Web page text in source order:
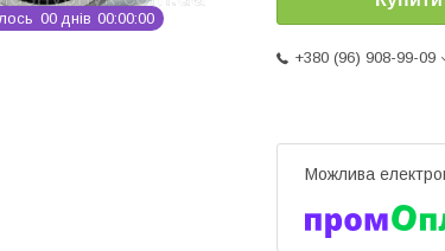
00 днів 00 00 00
+380 (96) 908-99-09